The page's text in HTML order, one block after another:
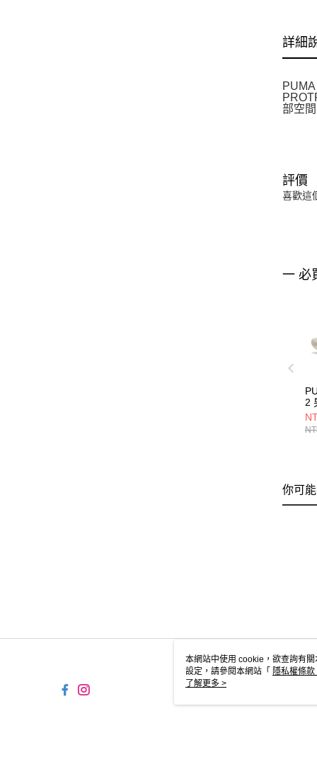
詳細
部空
評價
喜歡這
一 必
2
你可
本網站中使用 cookie，欲查詢有
設定，請參閱本網站「 隱私權條款
使用 cookie。
了解更多 >